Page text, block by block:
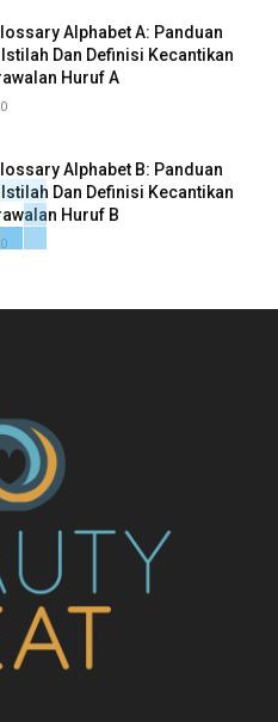
Alphabet A: Panduan
Dan Definisi Kecantikan
Huruf A
Alphabet B: Panduan
Dan Definisi Kecantikan
Huruf B